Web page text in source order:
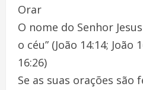
Orar
O nome do Senhor
o céu” (João 14:14; João
16:26)
Se as suas orações são